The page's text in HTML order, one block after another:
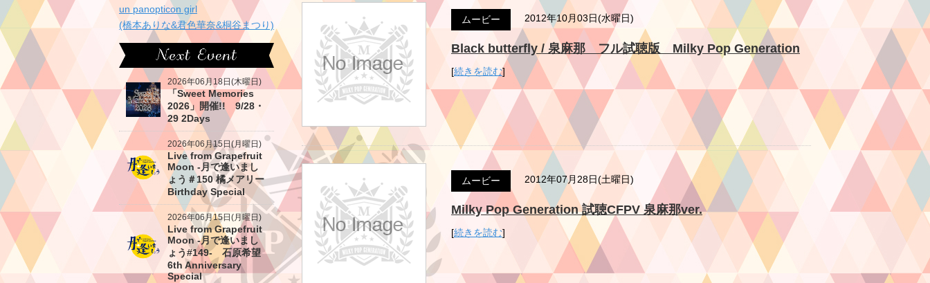
ムービー 2012年10月03日(水曜日)
Black butterfly / 泉麻那 フル試聴版 Milky Pop Generation
[続きを読む]
ムービー 2012年07月28日(土曜日)
Milky Pop Generation 試聴CFPV 泉麻那ver.
[続きを読む]
un panopticon girl
(橋本ありな&君色華奈&桐谷まつり)
2026年06月18日(木曜日)
「Sweet Memories
2026」開催!! 9/28・
29 2Days
2026年06月15日(月曜日)
Live from Grapefruit
Moon -月で逢いまし
ょう＃150 橘メアリー
Birthday Special
2026年06月15日(月曜日)
Live from Grapefruit
Moon -月で逢いまし
ょう#149- 石原希望
6th Anniversary
Special